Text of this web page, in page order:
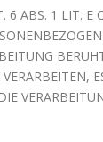
ABS. 1 LIT. E